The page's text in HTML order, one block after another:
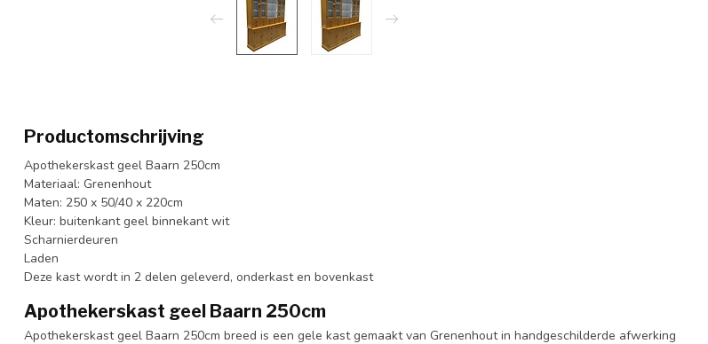
Productomschrijving
Apothekerskast geel Baarn 250cm
Materiaal: Grenenhout
Maten: 250 x 50/40 x 220cm
Kleur: buitenkant geel binnekant wit
Scharnierdeuren
Laden
Deze kast wordt in 2 delen geleverd, onderkast en bovenkast
Apothekerskast geel Baarn 250cm
Apothekerskast geel Baarn 250cm breed is een gele kast gemaakt van Grenenhout in handgeschilderde afwerking